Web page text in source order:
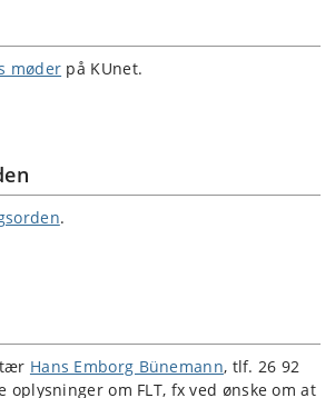
møder på KUnet.
.
Hans Emborg Bünemann, tlf. 26 92
oplysninger om FLT, fx ved ønske om at